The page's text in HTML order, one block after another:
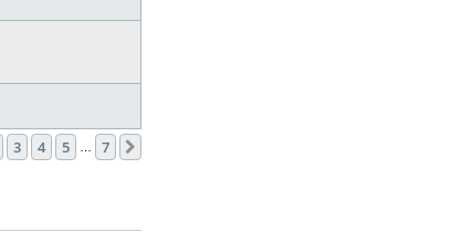
3 4 5 7